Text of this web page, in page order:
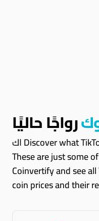
رواجًا حاليًا
اك Discover what TikTok Gifts are currently popular.
These are just some
Coinvertify and see
coin prices and their